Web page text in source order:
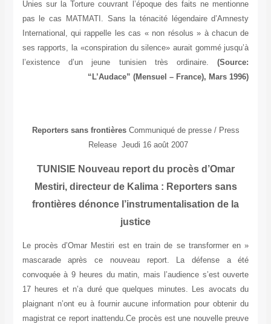
Unies sur la Torture couvrant l’époque des faits ne mentionne
pas le cas MATMATI. Sans la ténacité légendaire d’Amnesty
International, qui rappelle les cas « non résolus » à chacun de
ses rapports, la «conspiration du silence» aurait gommé jusqu’à
l’existence d’un jeune tunisien très ordinaire.(Source:
“L’Audace” (Mensuel – France), Mars 1996)
Reporters sans frontièresCommuniqué de presse / Press
Release Jeudi 16 août 2007
TUNISIE Nouveau report du procès d’Omar
Mestiri, directeur de Kalima : Reporters sans
frontières dénonce l’instrumentalisation de la
justice
« Le procès d’Omar Mestiri est en train de se transformer en
mascarade après ce nouveau report. La défense a été
convoquée à 9 heures du matin, mais l’audience s’est ouverte
17 heures et n’a duré que quelques minutes. Les avocats du
plaignant n’ont eu à fournir aucune information pour obtenir du
magistrat ce report inattendu.Ce procès est une nouvelle preuve